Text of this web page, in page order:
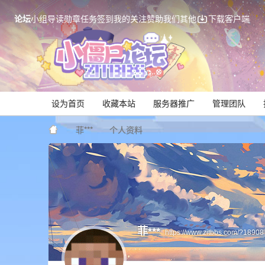
论坛小组导读勋章任务签到我的关注赞助我们其他 下载客户端
设为首页 收藏本站 服务器推广 管理团队
Mi
菲*** 个人资料
菲*** https://www.zitbbs.com/?18908